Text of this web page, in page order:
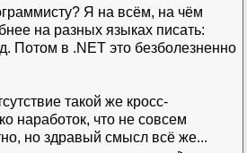
Я на всём, на чём
на разных языках писать:
Потом в .NET это безболезненно
такой же кросс-
наработок, что не совсем
но здравый смысл всё же...